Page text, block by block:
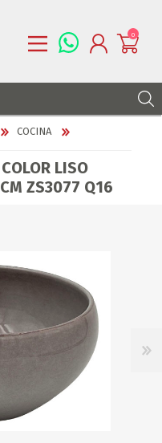
0
COCINA
LISO
ZS3077 Q16